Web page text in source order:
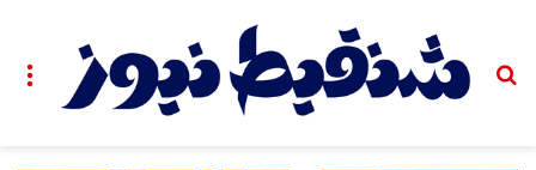
بحث عن